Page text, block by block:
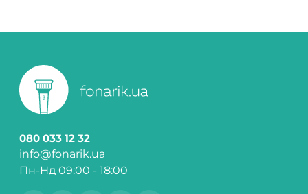
080 033 12 32
info@fonarik.ua
Пн-Нд 09:00 - 18:00